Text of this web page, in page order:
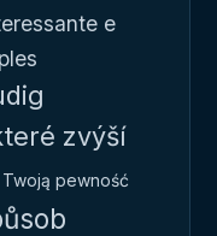
e
zvýší
pewność